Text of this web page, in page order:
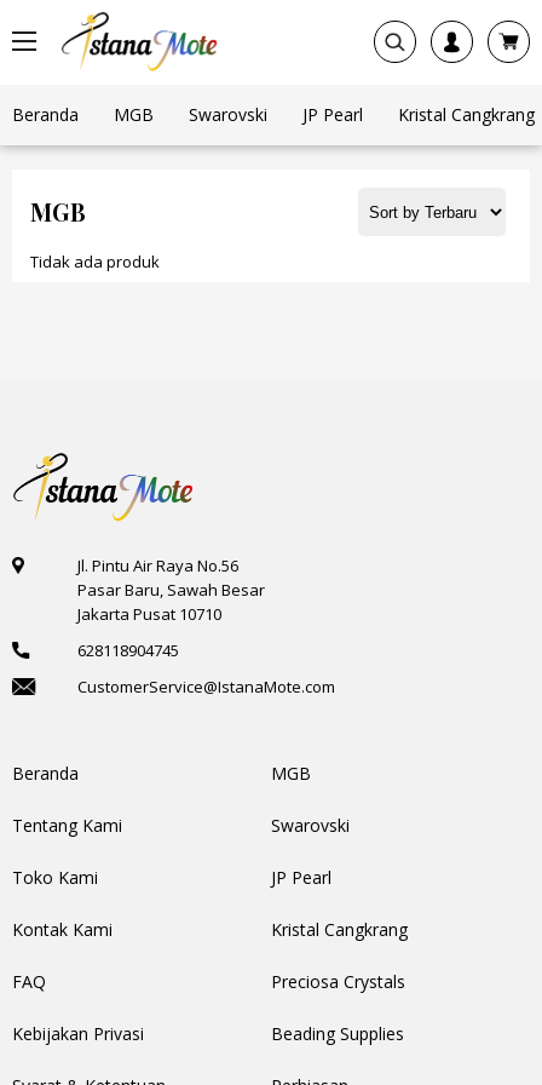
Beranda MGB Swarovski JP Pearl Kristal Cangkrang
MGB
Tidak ada produk
Jl. Pintu Air Raya No.56
Pasar Baru, Sawah Besar
Jakarta Pusat 10710
628118904745
CustomerService@IstanaMote.com
Beranda
Tentang Kami
Toko Kami
Kontak Kami
FAQ
Kebijakan Privasi
MGB
Swarovski
JP Pearl
Kristal Cangkrang
Preciosa Crystals
Beading Supplies